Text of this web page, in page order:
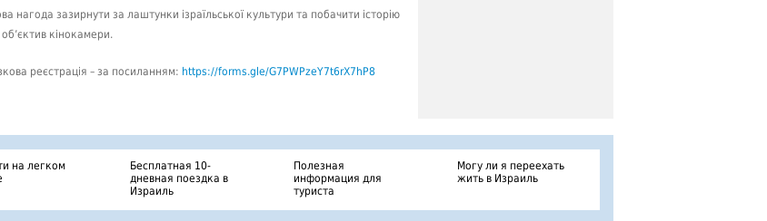
нагода зазирнути за лаштунки ізраїльської культури та побачити історію
кінокамери.
реєстрація – за посиланням: https://forms.gle/G7PWPzeY7t6rX7hP8
на легком
Бесплатная 10-
дневная поездка в
Израиль
Полезная
информация для
туриста
Могу ли я переехать
жить в Израиль